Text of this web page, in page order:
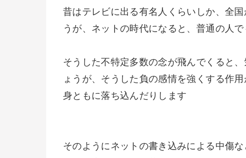
昔はテレビに出る有名人くらいしか、全
うが、ネットの時代になると、普通の人
そうした不特定多数の念が飛んでくると
ょうが、そうした負の感情を強くする作
身ともに落ち込んだりします
そのようにネットの書き込みによる中傷